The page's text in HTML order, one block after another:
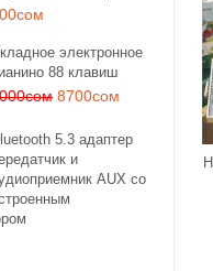
электронное
88 клавиш
8700сом
5.3 адаптер
и
AUX со